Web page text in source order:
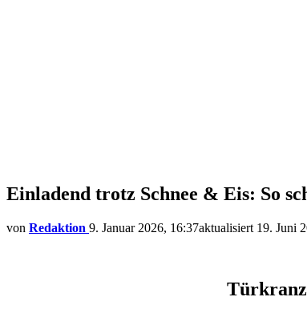
Einladend trotz Schnee & Eis: So
von Redaktion 9. Januar 2026, 16:37aktualisiert 19. Juni
Türkranz